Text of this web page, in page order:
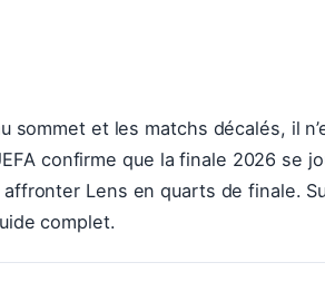
sommet et les matchs décalés, il
confirme que la finale 2026 se
Lens en quarts de finale.
complet.